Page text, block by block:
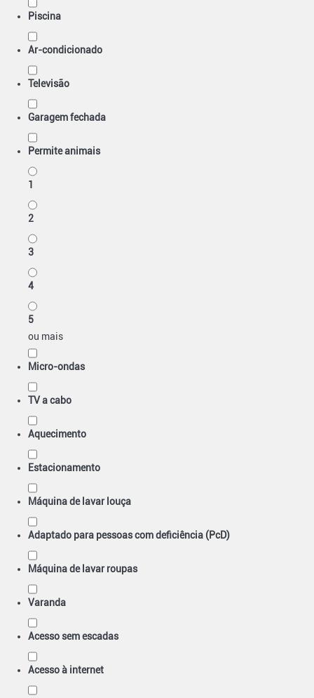
Piscina
Ar-condicionado
Televisão
Garagem fechada
Permite animais
1
2
3
4
5
ou mais
Micro-ondas
TV a cabo
Aquecimento
Estacionamento
Máquina de lavar louça
Adaptado para pessoas com deficiência (PcD)
Máquina de lavar roupas
Varanda
Acesso sem escadas
Acesso à internet